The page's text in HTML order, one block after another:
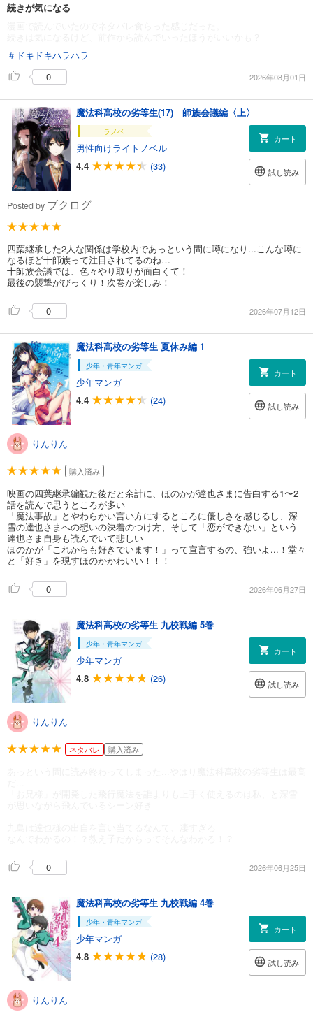
続きが気になる
＃ドキドキハラハラ
0
2026年08月01日
魔法科高校の劣等生(17) 師族会議編〈上〉
ラノベ
男性向けライトノベル
4.4
(33)
カート
試し読み
Posted by ブクログ
四葉継承した2人な関係は学校内であっという間に噂になり...こんな噂に
なるほど十師族って注目されてるのね…
十師族会議では、色々やり取りが面白くて！
最後の襲撃がびっくり！次巻が楽しみ！
0 2026年07月12日
魔法科高校の劣等生 夏休み編 1
少年・青年マンガ
少年マンガ
4.4
(24)
カート
試し読み
りんりん
購入済み
映画の四葉継承編観た後だと余計に、ほのかが達也さまに告白する1〜2
話を読んで思うところが多い
「魔法事故」とやわらかい言い方にするところに優しさを感じるし、深
雪の達也さまへの想いの決着のつけ方、そして「恋ができない」という
達也さま自身も読んでいて悲しい
ほのかが「これからも好きでいます！」って宣言するの、強いよ...！堂々
と「好き」を現すほのかかわいい！！！
0 2026年06月27日
魔法科高校の劣等生 九校戦編 5巻
少年・青年マンガ
少年マンガ
4.8
(26)
カート
試し読み
りんりん
ネタバレ 購入済み
0 2026年06月25日
魔法科高校の劣等生 九校戦編 4巻
少年・青年マンガ
少年マンガ
4.8
(28)
カート
試し読み
りんりん